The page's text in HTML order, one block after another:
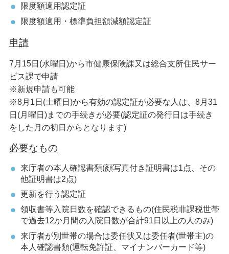
限度額適用認定証
限度額適用・標準負担額減額認定証
申請
7月15日(水曜日)から市健康保険課又は総合支所住民サー
ビス課で申請
※新規申請も可能
※8月1日(土曜日)から有効の認定証が必要な人は、8月31
日(月曜日)までの手続きが必要(認定証の発行日は手続き
をした月の初日からとなります)
必要なもの
来庁者の本人確認書類(顔写真付き証明書は1点、その
他証明書は2点)
更新を行う認定証
領収書等入院日数を確認できるもの(住民税非課税世帯
で過去12か月間の入院日数が合計91日以上の人のみ)
来庁者が別世帯の場合は委任状又は委任者(世帯主)の
本人確認書類(運転免許証、マイナンバーカード等)